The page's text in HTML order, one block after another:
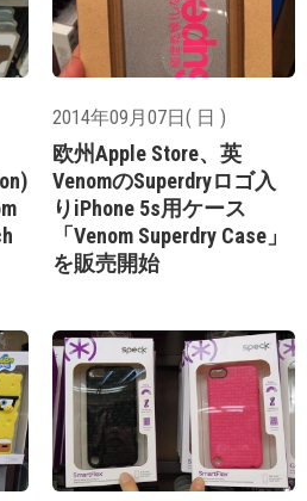
2014年09月07日( 日 )
欧州Apple Store、英
VenomのSuperdryロゴ入
りiPhone 5s用ケース
「Venom Superdry Case」
を販売開始